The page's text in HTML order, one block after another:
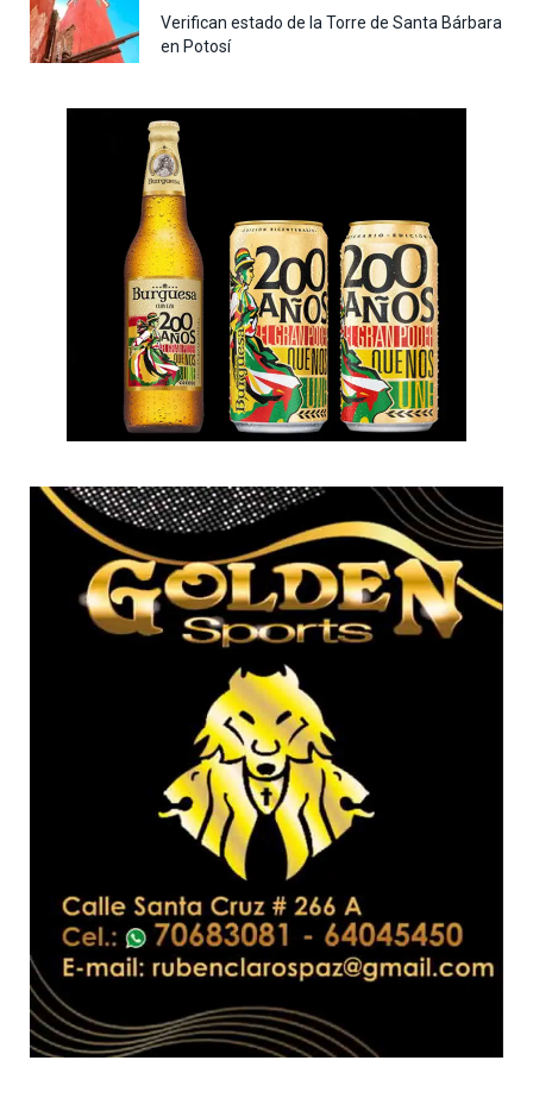
Verifican estado de la Torre de Santa Bárbara
en Potosí